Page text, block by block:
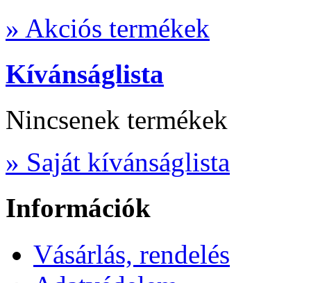
» Akciós termékek
Kívánságlista
Nincsenek termékek
» Saját kívánságlista
Információk
Vásárlás, rendelés